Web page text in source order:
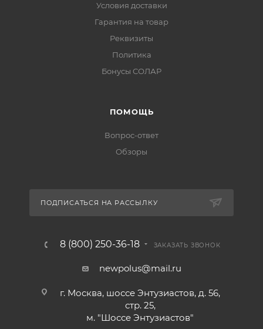
Условия доставки
Гарантия на товар
Реквизиты
Политика
Бонусы СОЛАР
ПОМОЩЬ
Вопрос-ответ
Обзоры
ПОДПИСАТЬСЯ НА РАССЫЛКУ
8 (800) 250-36-18 ЗАКАЗАТЬ ЗВОНОК
newpolus@mail.ru
г. Москва, шоссе Энтузиастов, д. 56,
стр. 25,
м. "Шоссе Энтузиастов"